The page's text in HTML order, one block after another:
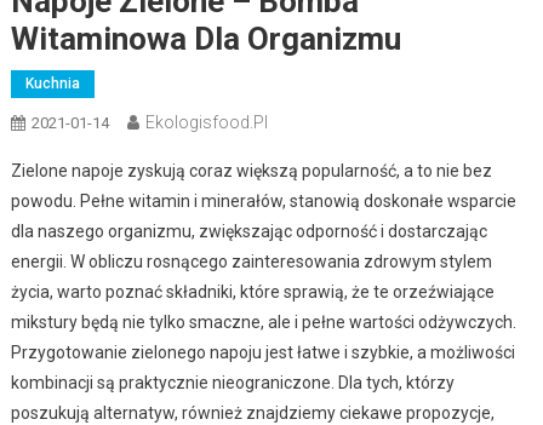
Witaminowa Dla Organizmu
Kuchnia
2021-01-14 Ekologisfood.pl
Zielone napoje zyskują coraz większą popularność, a to nie bez
powodu. Pełne witamin i minerałów, stanowią doskonałe wsparcie
dla naszego organizmu, zwiększając odporność i dostarczając
energii. W obliczu rosnącego zainteresowania zdrowym stylem
życia, warto poznać składniki, które sprawią, że te orzeźwiające
mikstury będą nie tylko smaczne, ale i pełne wartości odżywczych.
Przygotowanie zielonego napoju jest łatwe i szybkie, a możliwości
kombinacji są praktycznie nieograniczone. Dla tych, którzy
poszukują alternatyw, również znajdziemy ciekawe propozycje,